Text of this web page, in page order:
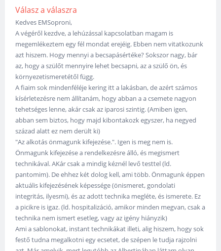
Válasz a válaszra
Kedves EMSoproni,
A végéről kezdve, a lehúzással kapcsolatban magam is
megemlékeztem egy fél mondat erejéig. Ebben nem vitatkozunk
azt hiszem. Hogy mennyi a becsapásértéke? Sokszor nagy, bár
az, hogy a szülőt mennyire lehet becsapni, az a szülő ön, és
környezetismeretétől függ.
A fiaim sok mindenféléje kering itt a lakásban, de azért számos
kísérletezésre nem állítanám, hogy abban a a csemete nagyon
tehetséges lenne, akár csak az iparosi szintig. (Amiben igen,
abban sem biztos, hogy majd kibontakozk egyszer, ha negyed
század alatt ez nem derült ki)
"Az alkotás önmagunk kifejezése.". Igen is meg nem is.
Önmagunk kifejezése a rendelkezésre álló, és megismert
technikával. AKár csak a mindig kéznél levő testtel (ld.
pantomim). De ehhez két dolog kell, ami több. Önmagunk éppen
aktuális kifejezésének képessége (önismeret, gondolati
integritás, ilyesmi), és az adott technika megléte, és ismerete. Ez
a picikre is igaz. (ld. hospitalizáció, amikor minden megvan, csak a
technika nem ismert esetleg, vagy az igény hiányzik)
Ami a sablonokat, instant technikákat illeti, alig hiszem, hogy sok
festő tudna megalkotni egy ecsetet, de szépen le tudja rajzolni